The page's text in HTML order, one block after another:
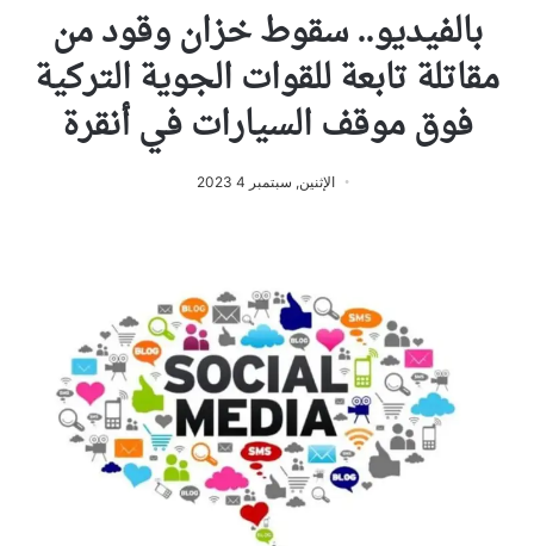
بالفيديو.. سقوط خزان وقود من
مقاتلة تابعة للقوات الجوية التركية
فوق موقف السيارات في أنقرة
الإثنين, سبتمبر 4 2023